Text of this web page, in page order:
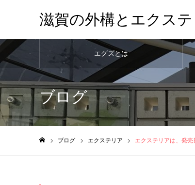
滋賀の外構とエクス
エグズとは
ブログ
ブログ エクステリア エクステリアは、発